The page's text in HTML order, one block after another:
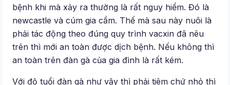
bệnh khi mà xảy ra thường là rất nguy hiểm. Đó là
newcastle và cúm gia cầm. Thế mà sau này nuôi là
phải tác động theo đúng quy trình vacxin đã nêu
trên thì mới an toàn được dịch bệnh. Nếu không thì
an toàn trên đàn gà của gia đình là rất kém.
Với độ tuổi đàn gà như vậy thì phải tiêm chứ nhỏ thì